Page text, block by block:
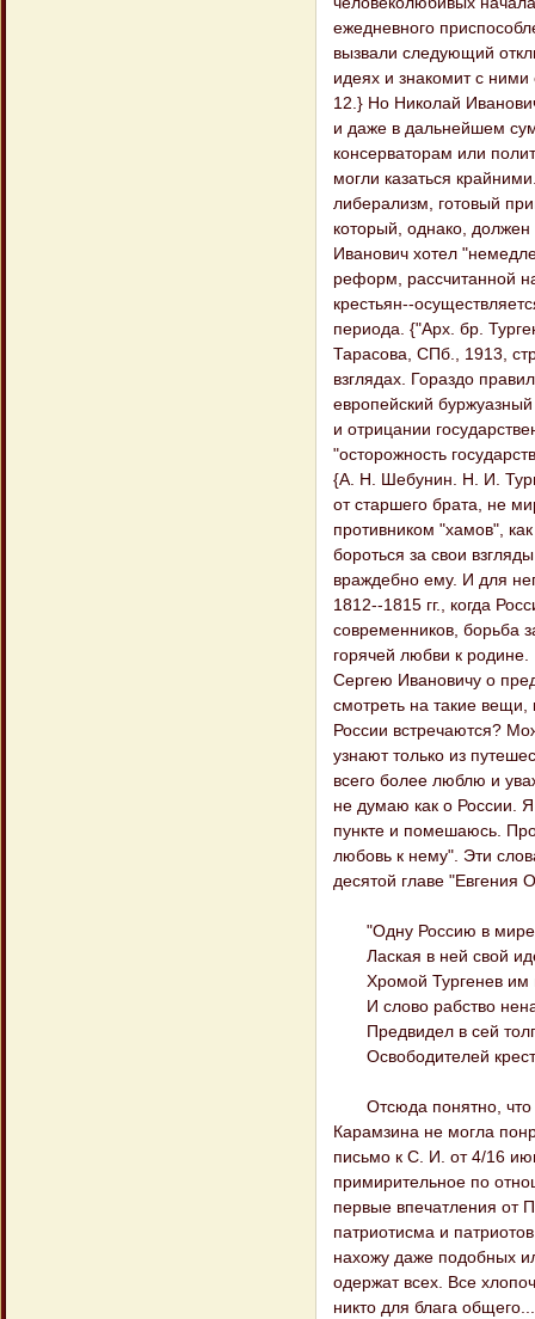
ежедневного
вызвали следующий
идеях и знакомит с
12.} Но Николай
и даже в дальнейшем
консерваторам или
могли казаться
либерализм, готовый
который, однако,
Иванович хотел
реформ, рассчитанной
крестьян--
периода. {"Арх. бр.
Тарасова, СПб., 1913,
взглядах. Гораздо
европейский
и отрицании
"осторожность
{А. Н. Шебунин. Н. И.
от старшего брата, не
противником "хамов",
бороться за свои
враждебно ему. И для
1812--1815 гг., когда
современников, борьба
горячей любви к
Сергею Ивановичу о
смотреть на такие вещи,
России встречаются?
узнают только из
всего более люблю и
не думаю как о России.
пункте и помешаюсь.
любовь к нему". Эти
десятой главе "Евгения
"Одну Россию в мире
Лаская в ней свой
Хромой Тургенев им
И слово рабство
Предвидел в сей
Освободителей
Отсюда понятно, что
Карамзина не могла
письмо к С. И. от 4/16
примирительное по
первые впечатления от
патриотисма и
нахожу даже подобных
одержат всех. Все
никто для блага